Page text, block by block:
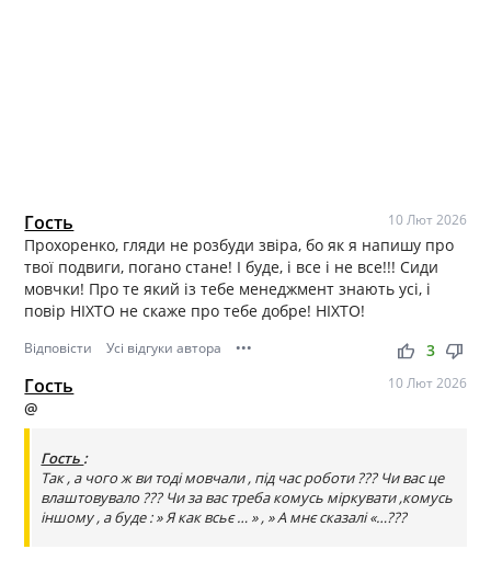
Гость 10 Лют 2026
Прохоренко, гляди не розбуди звіра, бо як я напишу про
твої подвиги, погано стане! І буде, і все і не все!!! Сиди
мовчки! Про те який із тебе менеджмент знають усі, і
повір НІХТО не скаже про тебе добре! НІХТО!
Відповісти Усі відгуки автора ••• thumb_up thumb_down
3
Гость 10 Лют 2026
@
Гость :
Так , а чого ж ви тоді мовчали , під час роботи ??? Чи вас це
влаштовувало ??? Чи за вас треба комусь міркувати ,комусь
іншому , а буде : » Я как всьє … » , » А мнє сказалі «…???